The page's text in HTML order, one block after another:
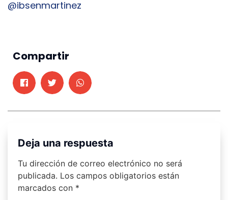
@ibsenmartinez
Compartir
Deja una respuesta
Tu dirección de correo electrónico no será
publicada. Los campos obligatorios están
marcados con *